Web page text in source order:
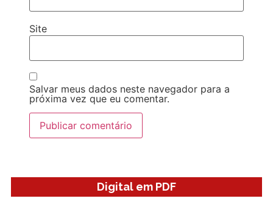
Site
Salvar meus dados neste navegador para a
próxima vez que eu comentar.
Digital em PDF